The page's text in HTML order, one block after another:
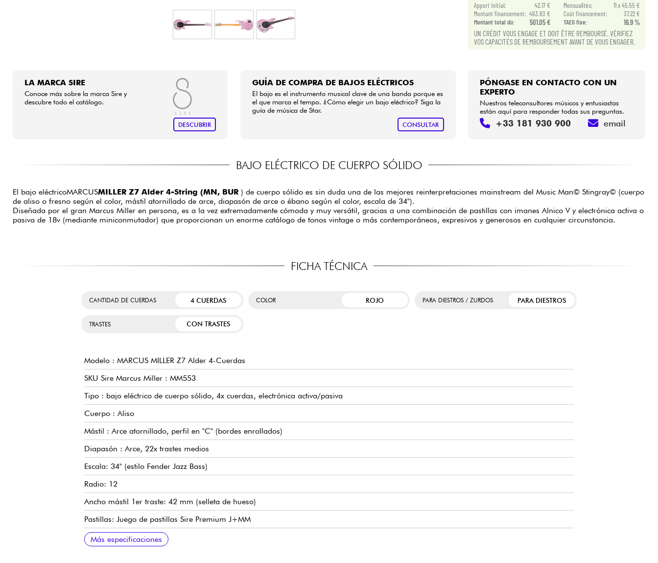
Apport initial: 42.17 € Mensualités:
11 x 45.55 €
Montant financement: 463.83 € Coût financement:
37.22 €
Montant total dù:
501.05 € TAEG fixe: 16.9 %
UN CRÉDIT VOUS ENGAGE ET DOIT ÊTRE REMBOURSÉ. VÉRIFIEZ
VOS CAPACITÉS DE REMBOURSEMENT AVANT DE VOUS ENGAGER.
LA MARCA SIRE
Conoce más sobre la marca Sire y
descubre todo el catálogo.
DESCUBRIR
GUÍA DE COMPRA DE BAJOS ELÉCTRICOS
El bajo es el instrumento musical clave de una banda porque es
el que marca el tempo. ¿Cómo elegir un bajo eléctrico? Siga la
guía de música de Star.
CONSULTAR
PÓNGASE EN CONTACTO CON UN
EXPERTO
Nuestros teleconsultores músicos y entusiastas
están aquí para responder todas sus preguntas.
+33 181 930 900 email
BAJO ELÉCTRICO DE CUERPO SÓLIDO
El bajo eléctricoMARCUSMILLER Z7 Alder 4-String (MN, BUR) de cuerpo sólido es sin duda una de las mejores reinterpretaciones mainstream del Music Man© Stingray© (cuerpo
de aliso o fresno según el color, mástil atornillado de arce, diapasón de arce o ébano según el color, escala de 34").
Diseñada por el gran Marcus Miller en persona, es a la vez extremadamente cómoda y muy versátil, gracias a una combinación de pastillas con imanes Alnico V y electrónica activa o
pasiva de 18v (mediante miniconmutador) que proporcionan un enorme catálogo de tonos vintage o más contemporáneos, expresivos y generosos en cualquier circunstancia.
FICHA TÉCNICA
CANTIDAD DE CUERDAS 4 CUERDAS COLOR ROJO PARA DIESTROS / ZURDOS PARA DIESTROS
TRASTES CON TRASTES
Modelo : MARCUS MILLER Z7 Alder 4-Cuerdas
SKU Sire Marcus Miller : MM553
Tipo : bajo eléctrico de cuerpo sólido, 4x cuerdas, electrónica activa/pasiva
Cuerpo : Aliso
Mástil : Arce atornillado, perfil en "C" (bordes enrollados)
Diapasón : Arce, 22x trastes medios
Escala: 34" (estilo Fender Jazz Bass)
Radio: 12
Ancho mástil 1er traste: 42 mm (selleta de hueso)
Pastillas: Juego de pastillas Sire Premium J+MM
Electrónica: Sire Marcus Heritage, conmutable activo/pasivo (18v mediante 2 pilas de 9v)
Controles: Volumen/Tono (potenciómetro concéntrico), Blender, Agudos, Frecuencia media/media (potenciómetro concéntrico), Graves, Mini
Toggle (Activo / Pasivo )
Puente: Sire Premium MM Bridge
Clavijas de afinación: Sire Premium Open-Gear
Acabado del cuerpo: brillante
Acabado del mástil: satinado
Más especificaciones